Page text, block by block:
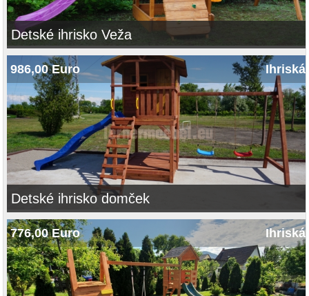
Detské ihrisko Veža
986,00 Euro Ihriská
Detské ihrisko domček
776,00 Euro Ihriská